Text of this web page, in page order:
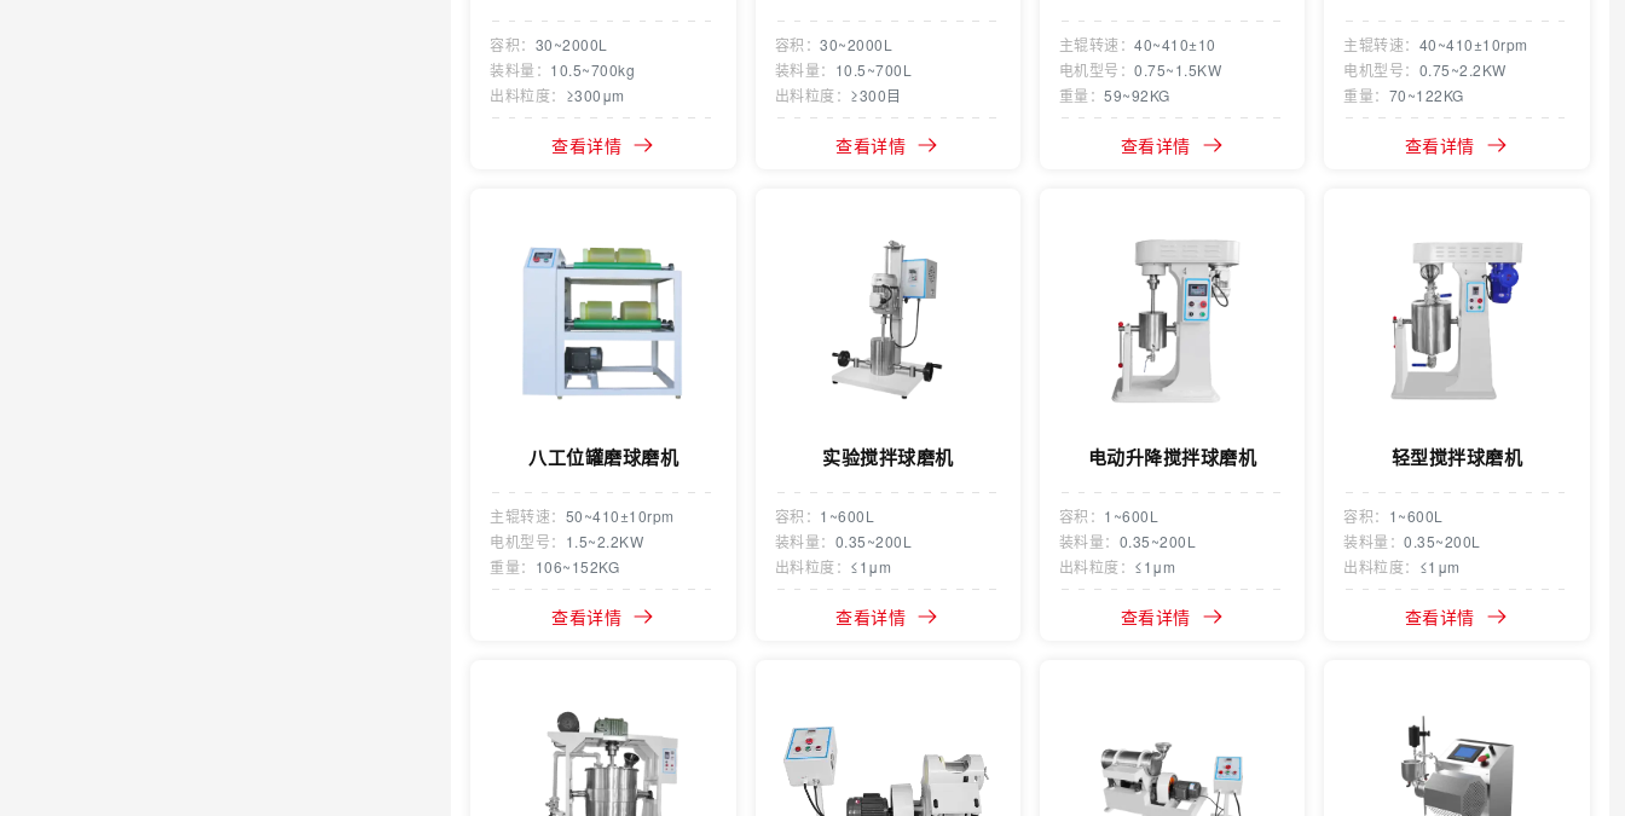
容积： 30~2000L
装料量： 10.5~700kg
出料粒度： ≥300μm
查看详情
容积：30~2000L
装料量： 10.5~700L
出料粒度： ≥300目
查看详情
主辊转速：40~410±10
电机型号：0.75~1.5KW
重量：59~92KG
查看详情
主辊转速： 40~410±10rpm
电机型号： 0.75~2.2KW
重量： 70~122KG
查看详情
八工位罐磨球磨机
主辊转速： 50~410±10rpm
电机型号： 1.5~2.2KW
重量： 106~152KG
查看详情
实验搅拌球磨机
容积： 1~600L
装料量： 0.35~200L
出料粒度： ≤1μm
查看详情
电动升降搅拌球磨机
容积： 1~600L
装料量： 0.35~200L
出料粒度： ≤1μm
查看详情
轻型搅拌球磨机
容积： 1~600L
装料量：0.35~200L
出料粒度： ≤1μm
查看详情